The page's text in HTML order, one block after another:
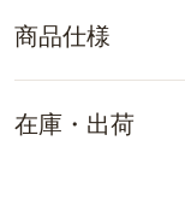
商品仕様
在庫・出荷